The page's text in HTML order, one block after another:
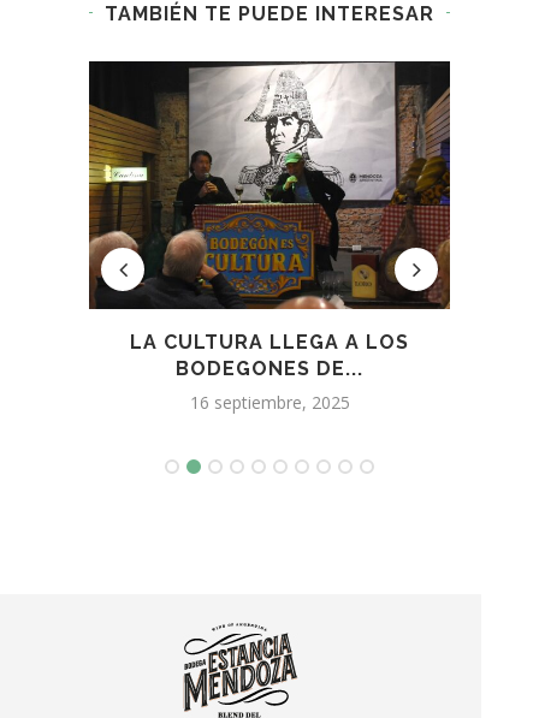
TAMBIÉN TE PUEDE INTERESAR
LA CULTURA LLEGA A LOS
BODEGONES DE...
16 septiembre, 2025